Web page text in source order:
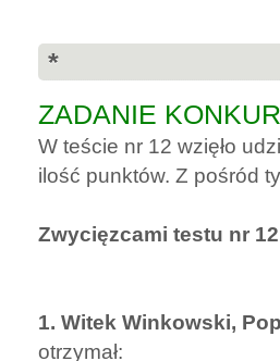
*
ZADANIE
W teście nr 12 wzięło
ilość punktów. Z pośród
Zwycięzcami testu nr
1. Witek Winkowski,
otrzymał: